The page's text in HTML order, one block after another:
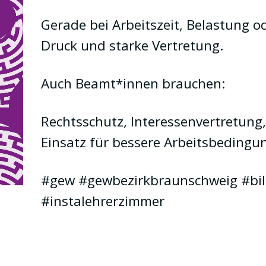
Gerade bei Arbeitszeit, Belastung
Druck und starke Vertretung.
Auch Beamt*innen brauchen:
Rechtsschutz,
Einsatz für bessere
#gew #gewbezirkbraunschweig
#instalehrerzimmer